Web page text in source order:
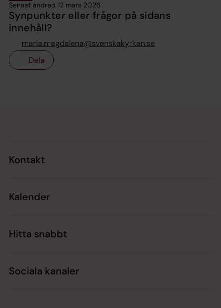
Senast ändrad 12 mars 2026
Synpunkter eller frågor på sidans
innehåll?
maria.magdalena@svenskakyrkan.se
Dela
Kontakt
Kalender
Hitta snabbt
Sociala kanaler